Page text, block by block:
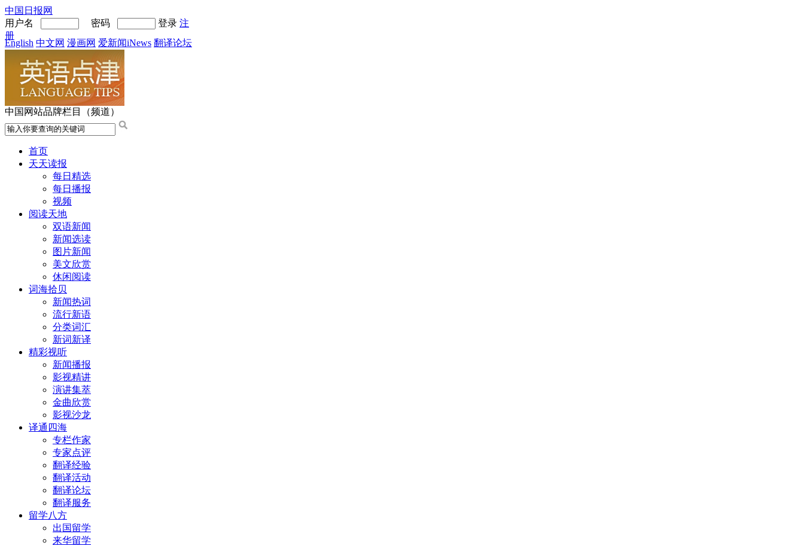
中国日报网
用户名
密码 登录 注
册
English 中文网 漫画网 爱新闻iNews 翻译论坛
中国网站品牌栏目（频道）
首页
天天读报
每日精选
每日播报
视频
阅读天地
双语新闻
新闻选读
图片新闻
美文欣赏
休闲阅读
词海拾贝
新闻热词
流行新语
分类词汇
新词新译
精彩视听
新闻播报
影视精讲
演讲集萃
金曲欣赏
影视沙龙
译通四海
专栏作家
专家点评
翻译经验
翻译活动
翻译论坛
翻译服务
留学八方
出国留学
来华留学